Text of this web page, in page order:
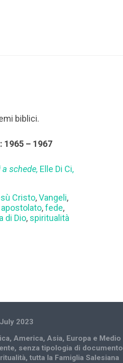
biblici.
– 1967
schede, Elle Di Ci,
Cristo,Vangeli,
apostolato,fede,
di Dio, spiritualità
2023
,America,Asia, Europa e Medio
, senza tipologia di documento
,tutta la Famiglia Salesiana